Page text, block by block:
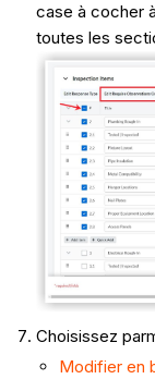
case à cocher
toutes les
Choisissez
Modifier en